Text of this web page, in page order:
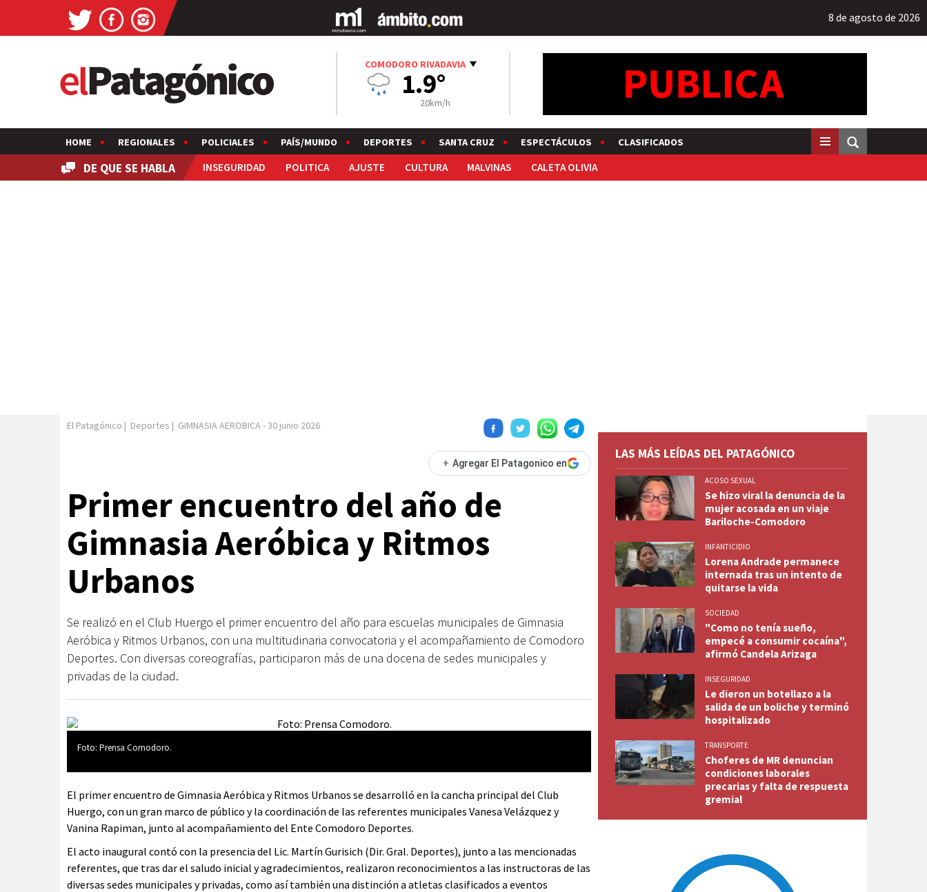
8 de agosto de 2026
COMODORO RIVADAVIA
1.9°
20km/h
HOME REGIONALES POLICIALES PAÍS/MUNDO DEPORTES SANTA CRUZ ESPECTÁCULOS CLASIFICADOS
DE QUE SE HABLA INSEGURIDAD POLITICA AJUSTE CULTURA MALVINAS CALETA OLIVIA
El Patagónico | Deportes | GIMNASIA AEROBICA-30 junio 2026
+ Agregar El Patagonico en
Primer encuentro del año de
Gimnasia Aeróbica y Ritmos
Urbanos
Se realizó en el Club Huergo el primer encuentro del año para escuelas municipales de Gimnasia
Aeróbica y Ritmos Urbanos, con una multitudinaria convocatoria y el acompañamiento de Comodoro
Deportes. Con diversas coreografías, participaron más de una docena de sedes municipales y
privadas de la ciudad.
Foto: Prensa Comodoro.
El primer encuentro de Gimnasia Aeróbica y Ritmos Urbanos se desarrolló en la cancha principal del Club
Huergo, con un gran marco de público y la coordinación de las referentes municipales Vanesa Velázquez y
Vanina Rapiman, junto al acompañamiento del Ente Comodoro Deportes.
El acto inaugural contó con la presencia del Lic. Martín Gurisich (Dir. Gral. Deportes), junto a las mencionadas
referentes, que tras dar el saludo inicial y agradecimientos, realizaron reconocimientos a las instructoras de las
diversas sedes municipales y privadas, como así también una distinción a atletas clasificados a eventos
LAS MÁS LEÍDAS DEL PATAGÓNICO
ACOSO SEXUAL
Se hizo viral la denuncia de la
mujer acosada en un viaje
Bariloche-Comodoro
INFANTICIDIO
Lorena Andrade permanece
internada tras un intento de
quitarse la vida
SOCIEDAD
"Como no tenía sueño,
empecé a consumir cocaína",
afirmó Candela Arizaga
INSEGURIDAD
Le dieron un botellazo a la
salida de un boliche y terminó
hospitalizado
TRANSPORTE
Choferes de MR denuncian
condiciones laborales
precarias y falta de respuesta
gremial